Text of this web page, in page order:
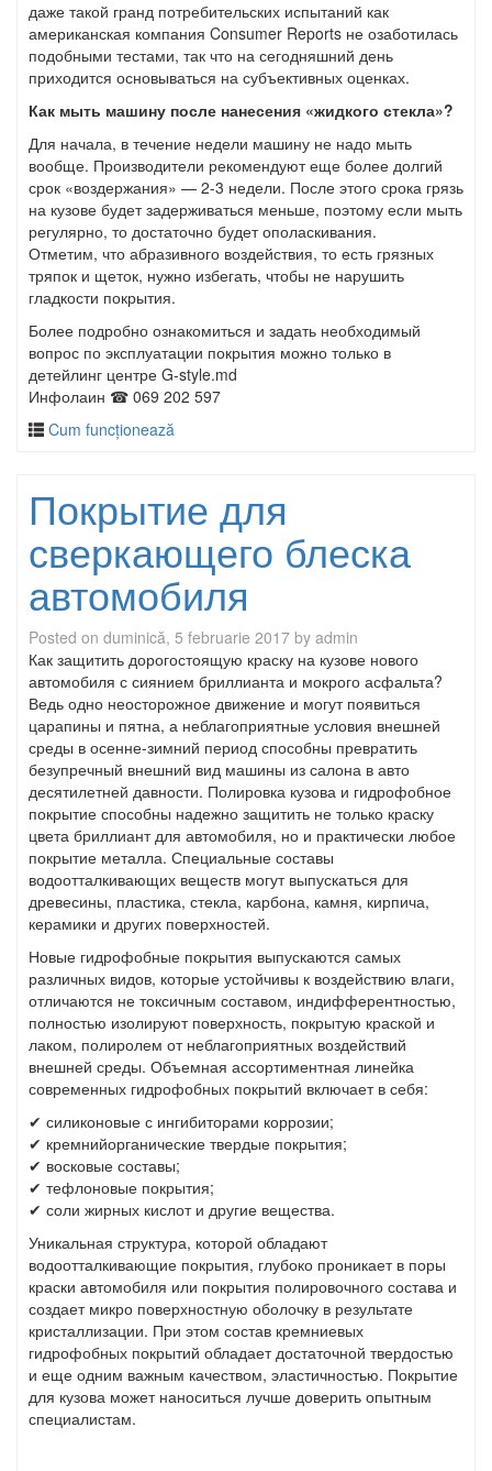
даже такой гранд потребительских испытаний как
американская компания Consumer Reports не озаботилась
подобными тестами, так что на сегодняшний день
приходится основываться на субъективных оценках.
Как мыть машину после нанесения «жидкого стекла»?
Для начала, в течение недели машину не надо мыть
вообще. Производители рекомендуют еще более долгий
срок «воздержания» — 2-3 недели. После этого срока грязь
на кузове будет задерживаться меньше, поэтому если мыть
регулярно, то достаточно будет ополаскивания.
Отметим, что абразивного воздействия, то есть грязных
тряпок и щеток, нужно избегать, чтобы не нарушить
гладкости покрытия.
Более подробно ознакомиться и задать необходимый
вопрос по эксплуатации покрытия можно только в
детейлинг центре G-style.md
Инфолаин ☎ 069 202 597
Cum funcționează
Покрытие для
сверкающего блеска
автомобиля
Posted on duminică, 5 februarie 2017 by admin
Как защитить дорогостоящую краску на кузове нового
автомобиля с сиянием бриллианта и мокрого асфальта?
Ведь одно неосторожное движение и могут появиться
царапины и пятна, а неблагоприятные условия внешней
среды в осенне-зимний период способны превратить
безупречный внешний вид машины из салона в авто
десятилетней давности. Полировка кузова и гидрофобное
покрытие способны надежно защитить не только краску
цвета бриллиант для автомобиля, но и практически любое
покрытие металла. Специальные составы
водоотталкивающих веществ могут выпускаться для
древесины, пластика, стекла, карбона, камня, кирпича,
керамики и других поверхностей.
Новые гидрофобные покрытия выпускаются самых
различных видов, которые устойчивы к воздействию влаги,
отличаются не токсичным составом, индифферентностью,
полностью изолируют поверхность, покрытую краской и
лаком, полиролем от неблагоприятных воздействий
внешней среды. Объемная ассортиментная линейка
современных гидрофобных покрытий включает в себя:
✔ силиконовые с ингибиторами коррозии;
✔ кремнийорганические твердые покрытия;
✔ восковые составы;
✔ тефлоновые покрытия;
✔ соли жирных кислот и другие вещества.
Уникальная структура, которой обладают
водоотталкивающие покрытия, глубоко проникает в поры
краски автомобиля или покрытия полировочного состава и
создает микро поверхностную оболочку в результате
кристаллизации. При этом состав кремниевых
гидрофобных покрытий обладает достаточной твердостью
и еще одним важным качеством, эластичностью. Покрытие
для кузова может наноситься лучше доверить опытным
специалистам.